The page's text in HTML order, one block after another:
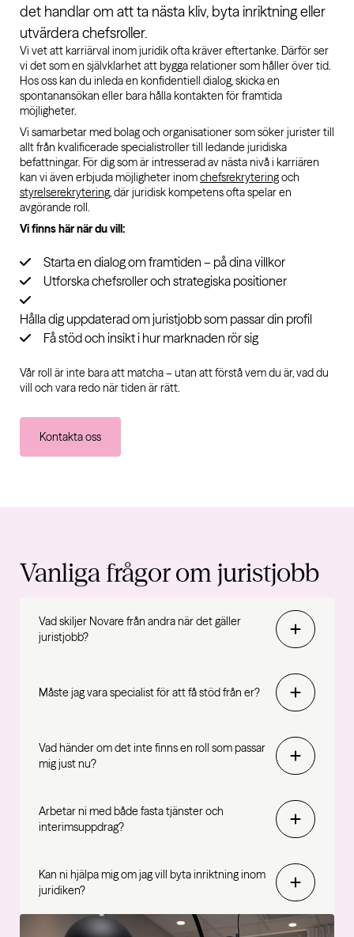
det handlar om att ta nästa kliv, byta inriktning eller
utvärdera chefsroller.
Vi vet att karriärval inom juridik ofta kräver eftertanke. Därför ser
vi det som en självklarhet att bygga relationer som håller över tid.
Hos oss kan du inleda en konfidentiell dialog, skicka en
spontanansökan eller bara hålla kontakten för framtida
möjligheter.
Vi samarbetar med bolag och organisationer som söker jurister till
allt från kvalificerade specialistroller till ledande juridiska
befattningar. För dig som är intresserad av nästa nivå i karriären
kan vi även erbjuda möjligheter inomchefsrekryteringoch
styrelserekrytering, där juridisk kompetens ofta spelar en
avgörande roll.
Vi finns här när du vill:
Starta en dialog om framtiden – på dina villkor
Utforska chefsroller och strategiska positioner
Hålla dig uppdaterad om juristjobb som passar din profil
Få stöd och insikt i hur marknaden rör sig
Vår roll är inte bara att matcha – utan att förstå vem du är, vad du
vill och vara redo när tiden är rätt.
Kontakta oss
Vanliga frågor om juristjobb
Vad skiljer Novare från andra när det gäller
juristjobb?
Måste jag vara specialist för att få stöd från er?
Vad händer om det inte finns en roll som passar
mig just nu?
Arbetar ni med både fasta tjänster och
interimsuppdrag?
Kan ni hjälpa mig om jag vill byta inriktning inom
juridiken?